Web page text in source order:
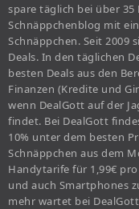
spare täglich bei über 35
Schnäppchenblog mit
Schnäppchen. Seit 2009
Deals. In den täglichen
besten Deals aus den
Finanzen (Kredite und
wenn DealGott auf der
findet. Bei DealGott
10% unter dem besten
Schnäppchen aus dem
Handytarife für 1,99€
und auch Smartphones
mehr wartet bei